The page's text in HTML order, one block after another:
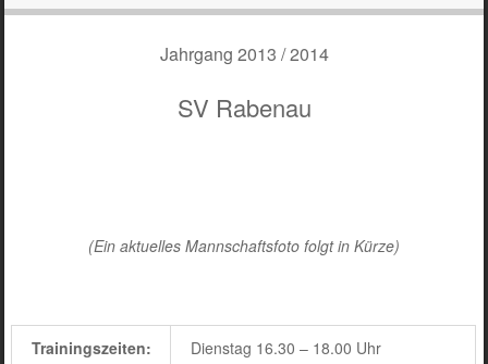
Jahrgang 2013 / 2014
SV Rabenau
(Ein aktuelles Mannschaftsfoto folgt in Kürze)
Trainingszeiten:
Dienstag 16.30 – 18.00 Uhr